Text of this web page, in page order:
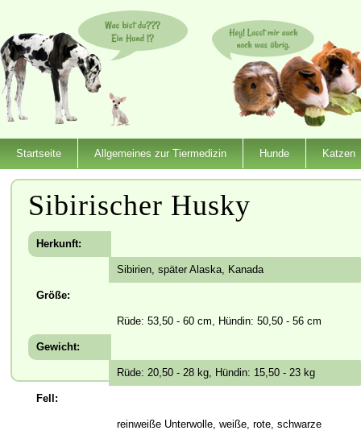
Startseite Allgemeines zur Tiermedizin Hunde Katzen
Sibirischer Husky
Herkunft:
Sibirien, später Alaska, Kanada
Größe:
Rüde: 53,50 - 60 cm, Hündin: 50,50 - 56 cm
Gewicht:
Rüde: 20,50 - 28 kg, Hündin: 15,50 - 23 kg
Fell:
reinweiße Unterwolle, weiße, rote, schwarze